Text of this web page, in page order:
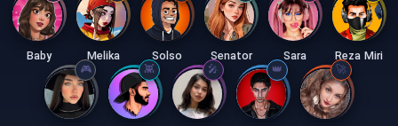
Reza Miri
Sara
Senator
Solso
Melika
Baby